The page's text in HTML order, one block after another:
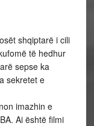
shqiptarë i cili
të hedhur
sepse ka
sekretet e
imazhin e
Ai është filmi